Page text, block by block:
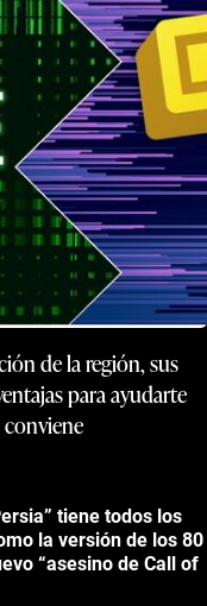
de la región, sus
para ayudarte
conviene
tiene todos los
la versión de los 80
“asesino de Call of